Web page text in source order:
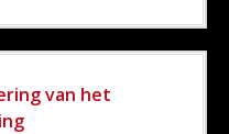
van het